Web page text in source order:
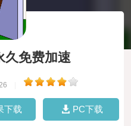
久免费加速
下载 PC下载